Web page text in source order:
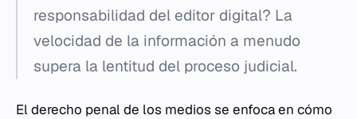
responsabilidad del editor digital? La
velocidad de la información a menudo
supera la lentitud del proceso judicial.
El derecho penal de los medios se enfoca en cómo